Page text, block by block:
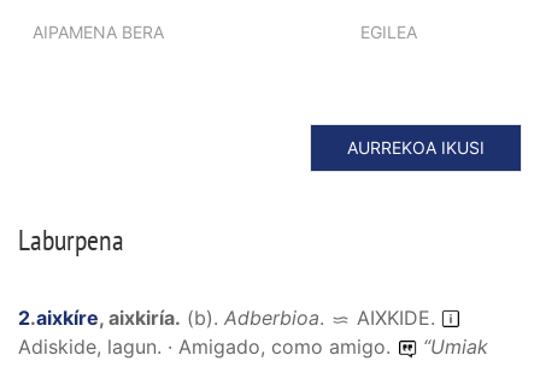
AIPAMENA BERA EGILEA
AURREKOA IKUSI
Laburpena
2.aixkíre, aixkiría. (b). Adberbioa. AIXKIDE.
Adiskide, lagun. · Amigado, como amigo.
“Umiak